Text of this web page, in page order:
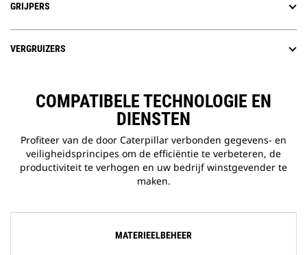
GRIJPERS
VERGRUIZERS
COMPATIBELE TECHNOLOGIE EN
DIENSTEN
Profiteer van de door Caterpillar verbonden gegevens- en
veiligheidsprincipes om de efficiëntie te verbeteren, de
productiviteit te verhogen en uw bedrijf winstgevender te
maken.
MATERIEELBEHEER